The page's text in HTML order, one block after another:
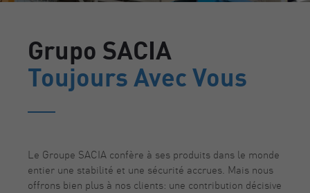
Grupo SACIA
Toujours Avec Vous
Le Groupe SACIA confère à ses produits dans le monde
entier une stabilité et une sécurité accrues. Mais nous
offrons bien plus à nos clients: une contribution décisive